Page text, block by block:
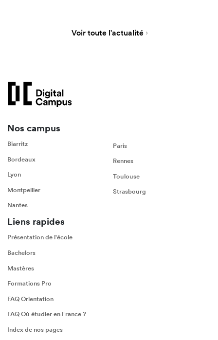
Voir toute l'actualité
Nos campus
Biarritz
Bordeaux
Lyon
Montpellier
Nantes
Paris
Rennes
Toulouse
Strasbourg
Liens rapides
Présentation de l'école
Bachelors
Mastères
Formations Pro
FAQ Orientation
FAQ Où étudier en France ?
Index de nos pages